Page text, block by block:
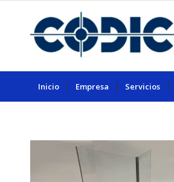
Inicio Empresa Servicios